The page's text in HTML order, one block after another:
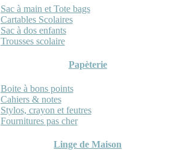
Sac à main et Tote bags
Cartables Scolaires
Sac à dos enfants
Trousses scolaire
Papèterie
Boite à bons points
Cahiers & notes
Stylos, crayon et feutres
Fournitures pas cher
Linge de Maison